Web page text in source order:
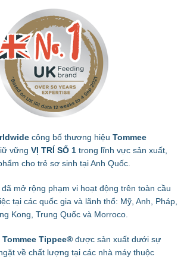
công bố thương hiệu Tommee
vững VỊ TRÍ SỐ 1 trong lĩnh vực sản xuất,
cho trẻ sơ sinh tại Anh Quốc.
đã mở rộng phạm vi hoạt động trên toàn cầu
tại các quốc gia và lãnh thổ: Mỹ, Anh, Pháp,
Kong, Trung Quốc và Morroco.
Tommee Tippee® được sản xuất dưới sự
về chất lượng tại các nhà máy thuộc